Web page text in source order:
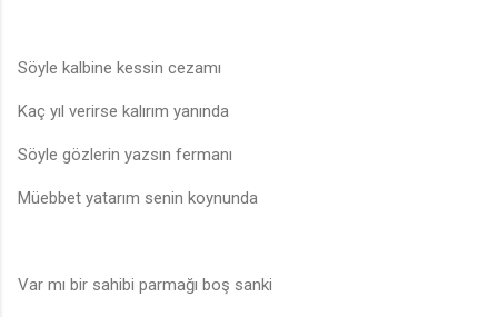
Söyle kalbine kessin cezamı
Kaç yıl verirse kalırım yanında
Söyle gözlerin yazsın fermanı
Müebbet yatarım senin koynunda
Var mı bir sahibi parmağı boş sanki